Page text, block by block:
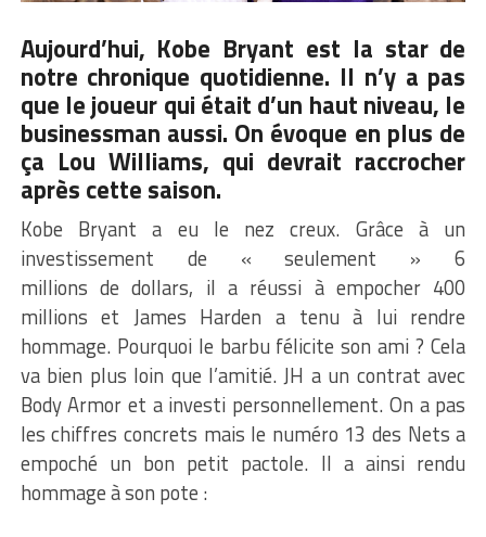
Aujourd’hui, Kobe Bryant est la star de
notre chronique quotidienne. Il n’y a pas
que le joueur qui était d’un haut niveau, le
businessman aussi. On évoque en plus de
ça Lou Williams, qui devrait raccrocher
après cette saison.
Kobe Bryant a eu le nez creux. Grâce à un
investissement de « seulement » 6
millions de dollars, il a réussi à empocher 400
millions et James Harden a tenu à lui rendre
hommage. Pourquoi le barbu félicite son ami ? Cela
va bien plus loin que l’amitié. JH a un contrat avec
Body Armor et a investi personnellement. On a pas
les chiffres concrets mais le numéro 13 des Nets a
empoché un bon petit pactole. Il a ainsi rendu
hommage à son pote :